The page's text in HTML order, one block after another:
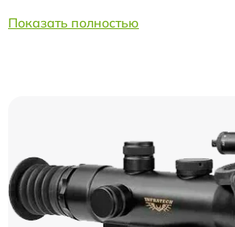
Показать полностью